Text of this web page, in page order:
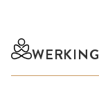
WERKING